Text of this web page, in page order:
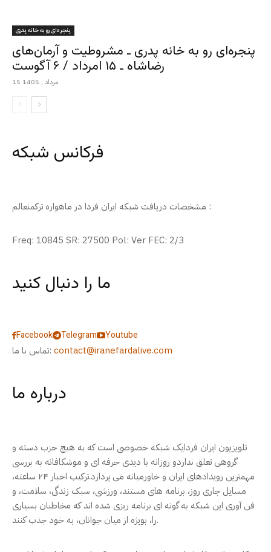
پنجره‌ای رو به خانه پدری
پنجره‌ای رو به خانه پدری ـ مشروطیت و آرمان‌های
رضاشاه ـ ۱۵ امرداد / ۶ آگوست
15 مرداد , 1405
فرکانس شبکه
مشخصات دریافت شبکه ایران فردا در ماهواره ترکمنعالم :
Freq: 10845 SR: 27500 Pol: Ver FEC: 2/3
ما را دنبال کنید
Facebook Telegram
Youtube
تماس با ما: contact@iranefardalive.com
درباره ما
تلویزیون ایران فردایک شبکه خصوصی است که به هیچ حزب دسته و
گروهی تعلق نداردو روزانه با دیدی حرفه ای و موشکافانه به بررسی
مهمترین رویدادهای ایران و خاورمیانه می پردازد.ترکیب اخبار ۲۴ ساعته،
مسایل جاری روز، برنامه های مستند، ورزشی، سبک زندگی، سلامت، و
فن آوری این شبکه به گونه ای برنامه ریزی شده اند که مخاطبان بسیاری
را، بویژه از میان جوانان، به خود جذب کنند.